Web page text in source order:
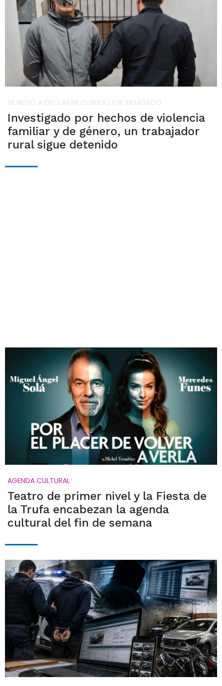
SE NEGÓ A DECLARAR CUANDO FUE INDAGADO
Investigado por hechos de violencia
familiar y de género, un trabajador
rural sigue detenido
AGENDA CULTURAL
Teatro de primer nivel y la Fiesta de
la Trufa encabezan la agenda
cultural del fin de semana